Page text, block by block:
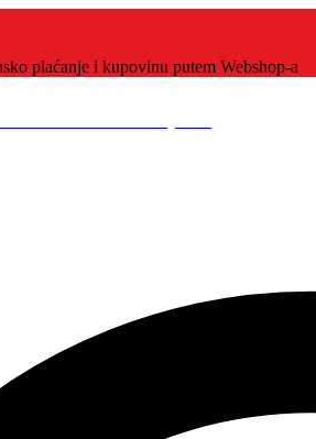
plaćanje i kupovinu putem Webshop-a